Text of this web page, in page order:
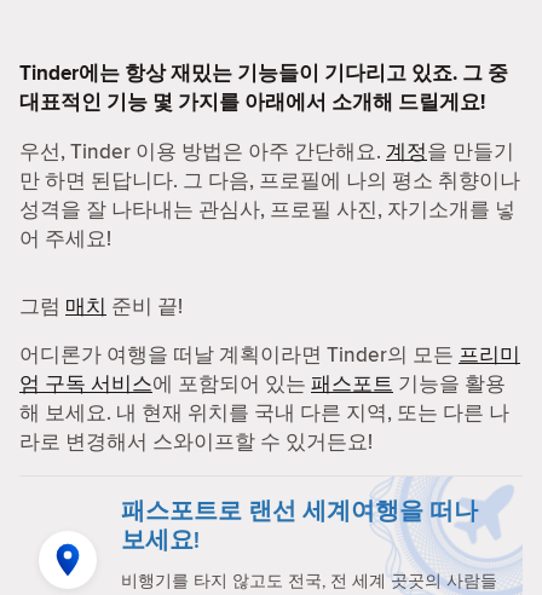
Tinder에는 항상 재밌는 기능들이 기다리고 있죠. 그 중
대표적인 기능 몇 가지를 아래에서 소개해 드릴게요!
우선, Tinder 이용 방법은 아주 간단해요. 계정을 만들기
만 하면 된답니다. 그 다음, 프로필에 나의 평소 취향이나
성격을 잘 나타내는 관심사, 프로필 사진, 자기소개를 넣
어 주세요!
그럼 매치 준비 끝!
어디론가 여행을 떠날 계획이라면 Tinder의 모든 프리미
엄 구독 서비스에 포함되어 있는 패스포트 기능을 활용
해 보세요. 내 현재 위치를 국내 다른 지역, 또는 다른 나
라로 변경해서 스와이프할 수 있거든요!
패스포트로 랜선 세계여행을 떠나
보세요!
비행기를 타지 않고도 전국, 전 세계 곳곳의 사람들